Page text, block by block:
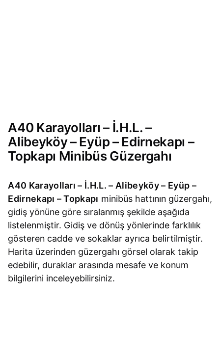
A40 Karayolları – İ.H.L. –
Alibeyköy – Eyüp – Edirnekapı –
Topkapı Minibüs Güzergahı
A40 Karayolları – İ.H.L. – Alibeyköy – Eyüp –
Edirnekapı – Topkapı minibüs hattının güzergahı,
gidiş yönüne göre sıralanmış şekilde aşağıda
listelenmiştir. Gidiş ve dönüş yönlerinde farklılık
gösteren cadde ve sokaklar ayrıca belirtilmiştir.
Harita üzerinden güzergahı görsel olarak takip
edebilir, duraklar arasında mesafe ve konum
bilgilerini inceleyebilirsiniz.